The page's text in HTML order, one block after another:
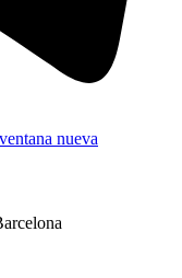
nueva